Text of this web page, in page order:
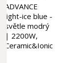
ADVANCE
light-ice blue -
světle modrý
| 2200W,
Ceramic&Ionic